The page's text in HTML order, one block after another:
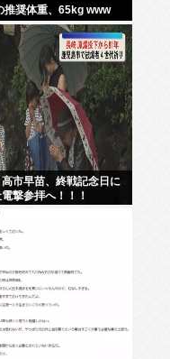
推奨体重、65kg www
高市早苗、終戦記念日に
撃参拝へ！！！